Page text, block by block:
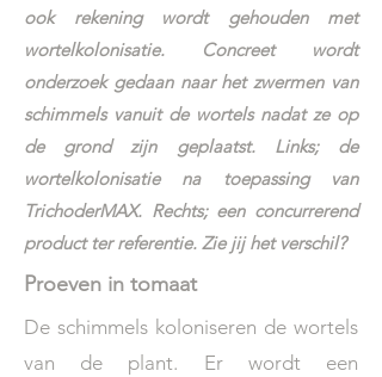
ook rekening wordt gehouden met
wortelkolonisatie. Concreet wordt
onderzoek gedaan naar het zwermen van
schimmels vanuit de wortels nadat ze op
de grond zijn geplaatst. Links; de
wortelkolonisatie na toepassing van
TrichoderMAX. Rechts; een concurrerend
product ter referentie. Zie jij het verschil?
Proeven in tomaat
De schimmels koloniseren de wortels
van de plant. Er wordt een